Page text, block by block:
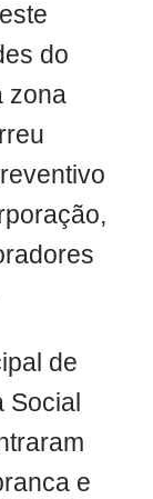
do
zona
de
Social
e